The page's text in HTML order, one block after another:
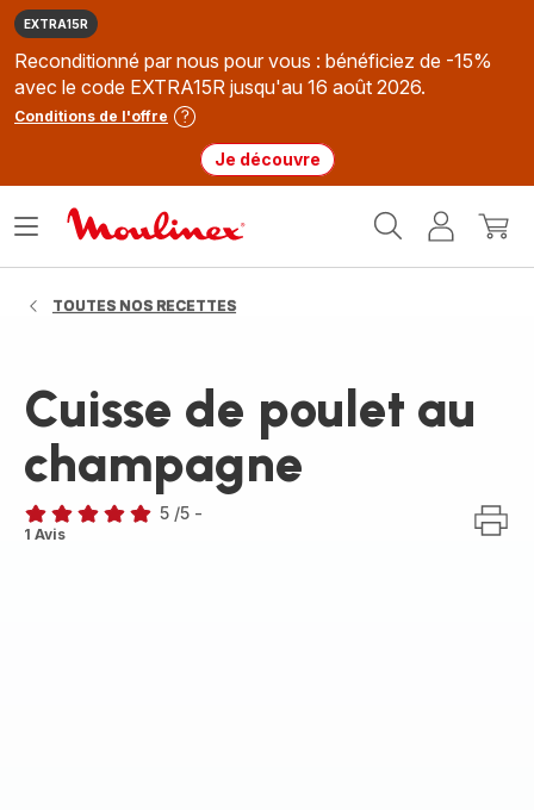
EXTRA15R
Reconditionné par nous pour vous : bénéficiez de -15%
avec le code EXTRA15R jusqu'au 16 août 2026.
Conditions de l'offre
Je découvre
MonMon
Ouvrir
TOUTES NOS RECETTES
Cuisse de poulet au
champagne
Avis
5 /5 -
1 Avis